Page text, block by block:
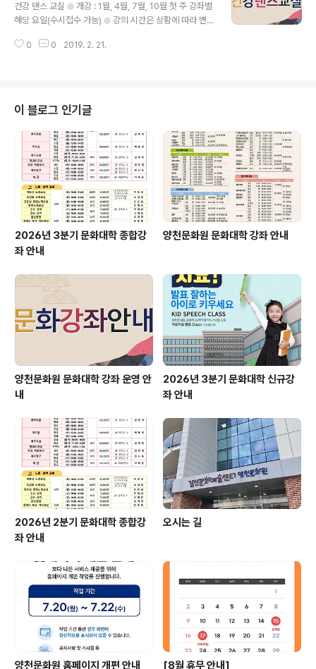
건강 댄스 교실 ⊙ 개강 : 1월, 4월, 7월, 10월 첫 주 강좌별
해당 요일(수시접수 가능) ⊙ 강의 시간은 상황에 따라 변경
l. 02)2651-5300 ⊙ 수강료 : 3개월 단위/재료비 별도
0 0 2019. 2. 21.
이 블로그 인기글
2026년 3분기 문화대학 종합강
좌 안내
양천문화원 문화대학 강좌 안내
양천문화원 문화대학 강좌 운영 안
내
2026년 3분기 문화대학 신규강
좌 안내
2026년 2분기 문화대학 종합강
좌 안내
오시는 길
양천문화원 홈페이지 개편 안내 [8월 휴무 안내]